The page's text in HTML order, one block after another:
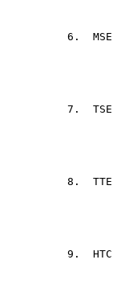
6. MSE
7. TSE
8. TTE
9. HTC